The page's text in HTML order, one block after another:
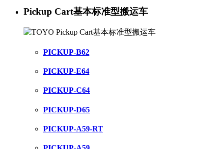
Pickup Cart基本标准型搬运车
PICKUP-B62
PICKUP-E64
PICKUP-C64
PICKUP-D65
PICKUP-A59-RT